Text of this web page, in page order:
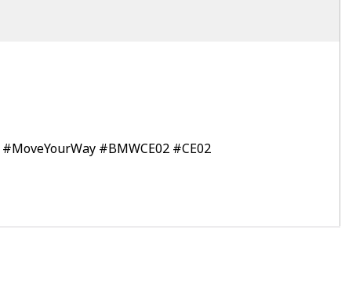
#MoveYourWay #BMWCE02 #CE02